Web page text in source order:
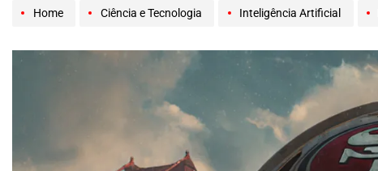
Home Ciência e Tecnologia Inteligência Artificial